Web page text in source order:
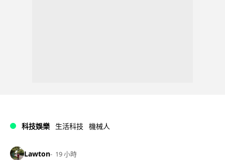
科技娛樂 生活科技 機械人
Lawton 19 小時